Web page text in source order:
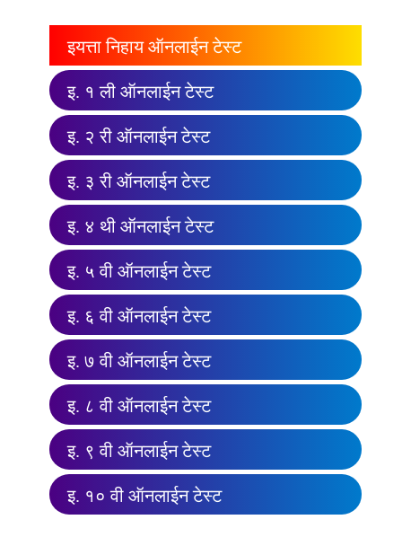
इयत्ता निहाय ऑनलाईन टेस्ट
इ. १ ली ऑनलाईन टेस्ट
इ. २ री ऑनलाईन टेस्ट
इ. ३ री ऑनलाईन टेस्ट
इ. ४ थी ऑनलाईन टेस्ट
इ. ५ वी ऑनलाईन टेस्ट
इ. ६ वी ऑनलाईन टेस्ट
इ. ७ वी ऑनलाईन टेस्ट
इ. ८ वी ऑनलाईन टेस्ट
इ. ९ वी ऑनलाईन टेस्ट
इ. १० वी ऑनलाईन टेस्ट